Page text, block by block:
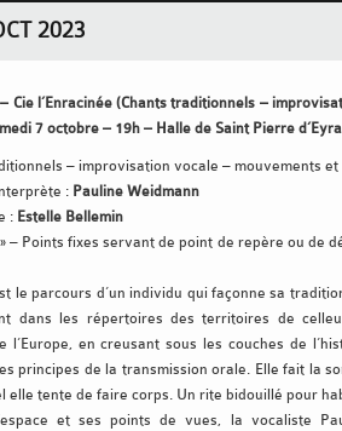
2023
– Cie l’Enracinée (Chants traditionnels –
7 octobre – 19h – Halle de Saint Pierre
– improvisation vocale – mouvements
: Pauline Weidmann
: Estelle Bellemin
» – Points fixes servant de point de repère ou de
le parcours d’un individu qui façonne sa
dans les répertoires des territoires de
l’Europe, en creusant sous les couches de
principes de la transmission orale. Elle fait la
elle tente de faire corps. Un rite bidouillé pour
et ses points de vues, la vocaliste